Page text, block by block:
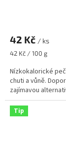
42 Kč / ks
Měrná
42 Kč / 100 g
Nízkokalorické
chuti a vůně.
zajímavou
Tip